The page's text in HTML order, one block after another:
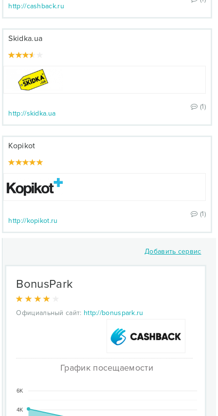
http://cashback.ru
Skidka.ua
(1)
http://skidka.ua
Kopikot
(1)
http://kopikot.ru
Добавить сервис
BonusPark
Официальный сайт: http://bonuspark.ru
График посещаемости
4K
6K